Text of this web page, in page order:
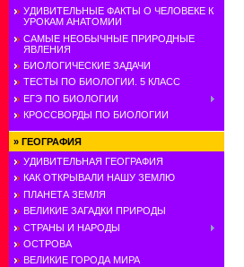
УДИВИТЕЛЬНЫЕ ФАКТЫ О ЧЕЛОВЕКЕ К
УРОКАМ АНАТОМИИ
САМЫЕ НЕОБЫЧНЫЕ ПРИРОДНЫЕ
ЯВЛЕНИЯ
БИОЛОГИЧЕСКИЕ ЗАДАЧИ
ТЕСТЫ ПО БИОЛОГИИ. 5 КЛАСС
ЕГЭ ПО БИОЛОГИИ
КРОССВОРДЫ ПО БИОЛОГИИ
» ГЕОГРАФИЯ
УДИВИТЕЛЬНАЯ ГЕОГРАФИЯ
КАК ОТКРЫВАЛИ НАШУ ЗЕМЛЮ
ПЛАНЕТА ЗЕМЛЯ
ВЕЛИКИЕ ЗАГАДКИ ПРИРОДЫ
СТРАНЫ И НАРОДЫ
ОСТРОВА
ВЕЛИКИЕ ГОРОДА МИРА